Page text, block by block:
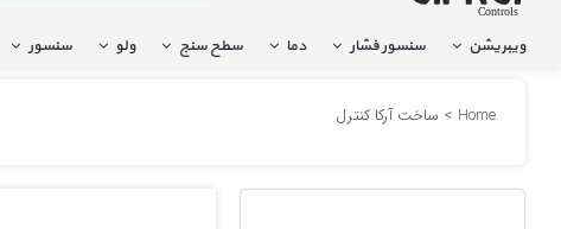
ویبریشن سنسور فشار دما سطح سنج ولو سنسور
Home ساخت آرکا کنترل